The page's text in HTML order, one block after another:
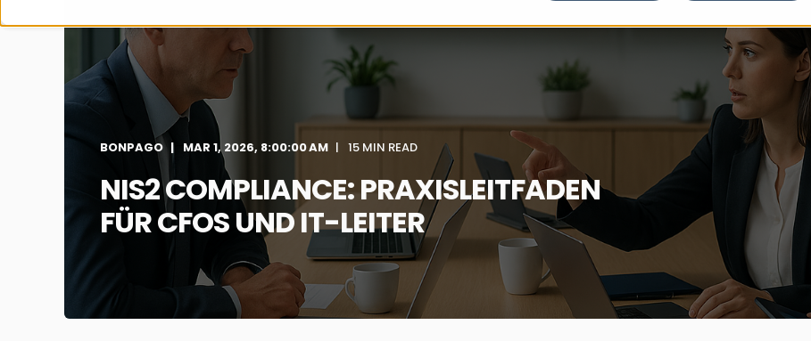
BONPAGO MAR 1, 2026, 8:00:00 AM 15 MIN READ
NIS2 COMPLIANCE: PRAXISLEITFADEN
FÜR CFOS UND IT-LEITER